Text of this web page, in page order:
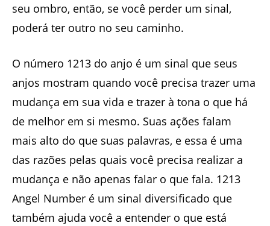
seu ombro, então, se você perder um sinal,
poderá ter outro no seu caminho.
O número 1213 do anjo é um sinal que seus
anjos mostram quando você precisa trazer uma
mudança em sua vida e trazer à tona o que há
de melhor em si mesmo. Suas ações falam
mais alto do que suas palavras, e essa é uma
das razões pelas quais você precisa realizar a
mudança e não apenas falar o que fala. 1213
Angel Number é um sinal diversificado que
também ajuda você a entender o que está